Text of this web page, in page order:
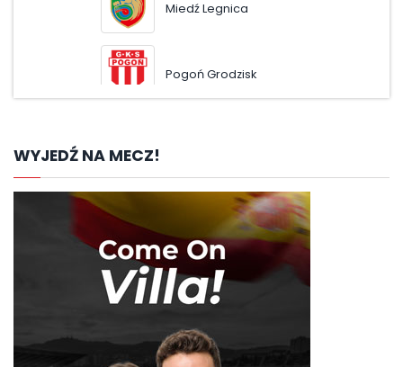
Miedź Legnica
Pogoń Grodzisk
WYJEDŹ NA MECZ!